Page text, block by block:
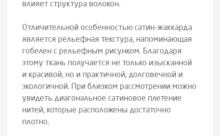
влияет структура волокон.
Отличительной особенностью сатин-жаккарда
является рельефная текстура, напоминающая
гобелен с рельефным рисунком. Благодаря
этому ткань получается не только изысканной
и красивой, но и практичной, долговечной и
экологичной. При близком рассмотрении можно
увидеть диагональное сатиновое плетение
нитей, которые расположены достаточно
плотно.